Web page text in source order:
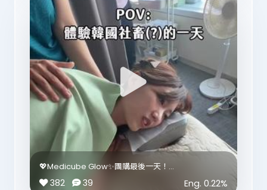
枕頭價錢33,000yen - 44,000yen
訂造嘅枕頭唔係成個一樣高度，而係中間會比較低，
配合平瞓時頸後嘅空隙；左右兩邊就會高啲，側睡時先
可以承托膊頭同頭部之間嘅距離，
令個頭同身體保持成一直線。
最有儀式感係店員知道我要拍片之後，
仲俾我自己親手加入黑色管狀填充物，完成屬於自己嘅
枕頭😂
店舖資料
📍 nishikawaショウルーム福岡
地址：福岡縣福岡市中央區天神1-14-4 天神平和ビル1
樓
交通：天神站14號出口附近，天神地下街可到達
💖Medicube Glow✨團購最後一天！
ft. 韓國大公司竟然有真人按摩做員工福利？😳🇰🇷
382 39 Eng. 0.22%